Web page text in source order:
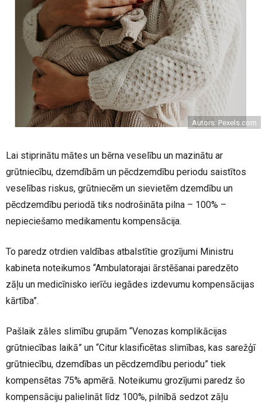
Autors: Pexels.com
Lai stiprinātu mātes un bērna veselību un mazinātu ar
grūtniecību, dzemdībām un pēcdzemdību periodu saistītos
veselības riskus, grūtniecēm un sievietēm dzemdību un
pēcdzemdību periodā tiks nodrošināta pilna – 100% –
nepieciešamo medikamentu kompensācija.
To paredz otrdien valdības atbalstītie grozījumi Ministru
kabineta noteikumos “Ambulatorajai ārstēšanai paredzēto
zāļu un medicīnisko ierīču iegādes izdevumu kompensācijas
kārtība”.
Pašlaik zāles slimību grupām “Venozas komplikācijas
grūtniecības laikā” un “Citur klasificētas slimības, kas sarežģī
grūtniecību, dzemdības un pēcdzemdību periodu” tiek
kompensētas 75% apmērā. Noteikumu grozījumi paredz šo
kompensāciju palielināt līdz 100%, pilnībā sedzot zāļu